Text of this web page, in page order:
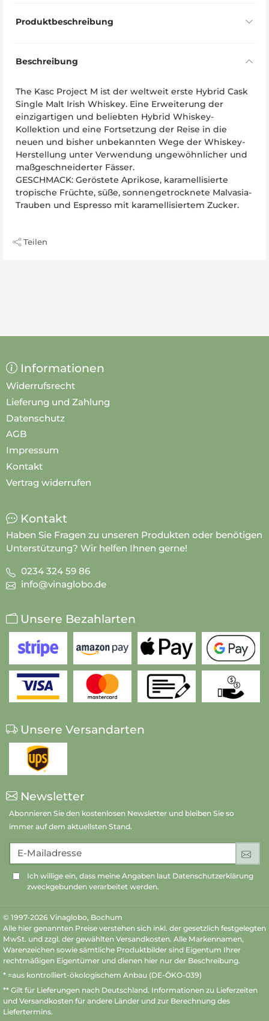
Produktbeschreibung
Beschreibung
The Kasc Project M ist der weltweit erste Hybrid Cask
Single Malt Irish Whiskey. Eine Erweiterung der
einzigartigen und beliebten Hybrid Whiskey-
Kollektion und eine Fortsetzung der Reise in die
neuen und bisher unbekannten Wege der Whiskey-
Herstellung unter Verwendung ungewöhnlicher und
maßgeschneiderter Fässer.
GESCHMACK: Geröstete Aprikose, karamellisierte
tropische Früchte, süße, sonnengetrocknete Malvasia-
Trauben und Espresso mit karamellisiertem Zucker.
Teilen
Informationen
Widerrufsrecht
Lieferung und Zahlung
Datenschutz
AGB
Impressum
Kontakt
Vertrag widerrufen
Kontakt
Haben Sie Fragen zu unseren Produkten oder benötigen
Unterstützung? Wir helfen Ihnen gerne!
0234 324 59 86
info@vinaglobo.de
Unsere Bezahlarten
Unsere Versandarten
Newsletter
Abonnieren Sie den kostenlosen Newsletter und bleiben Sie so
immer auf dem aktuellsten Stand.
E-Mailadresse
Ich willige ein, dass meine Angaben laut Datenschutzerklärung
zweckgebunden verarbeitet werden.
© 1997-2026 Vinaglobo, Bochum
Alle hier genannten Preise verstehen sich inkl. der gesetzlich festgelegten
MwSt. und zzgl. der gewählten Versandkosten. Alle Markennamen,
Warenzeichen sowie sämtliche Produktbilder sind Eigentum Ihrer
rechtmäßigen Eigentümer und dienen hier nur der Beschreibung.
* =aus kontrolliert-ökologischem Anbau (DE-ÖKO-039)
** Gilt für Lieferungen nach Deutschland. Informationen zu Lieferzeiten
und Versandkosten für andere Länder und zur Berechnung des
Liefertermins.